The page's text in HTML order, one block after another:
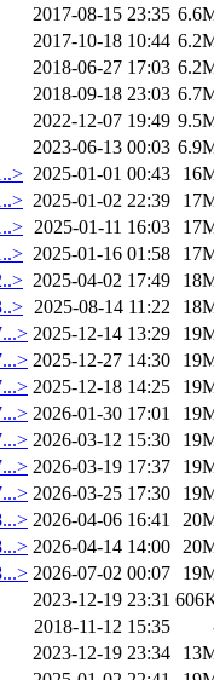
2017-08-15 23:35
2017-10-18 10:44
2018-06-27 17:03
2018-09-18 23:03
2022-12-07 19:49
2023-06-13 00:03
2025-01-01 00:43
2025-01-02 22:39
2025-01-11 16:03
2025-01-16 01:58
2025-04-02 17:49
2025-08-14 11:22
2025-12-14 13:29
2025-12-27 14:30
2025-12-18 14:25
2026-01-30 17:01
2026-03-12 15:30
2026-03-19 17:37
2026-03-25 17:30
2026-04-06 16:41
2026-04-14 14:00
2026-07-02 00:07
2023-12-19 23:31
2018-11-12 15:35
2023-12-19 23:34